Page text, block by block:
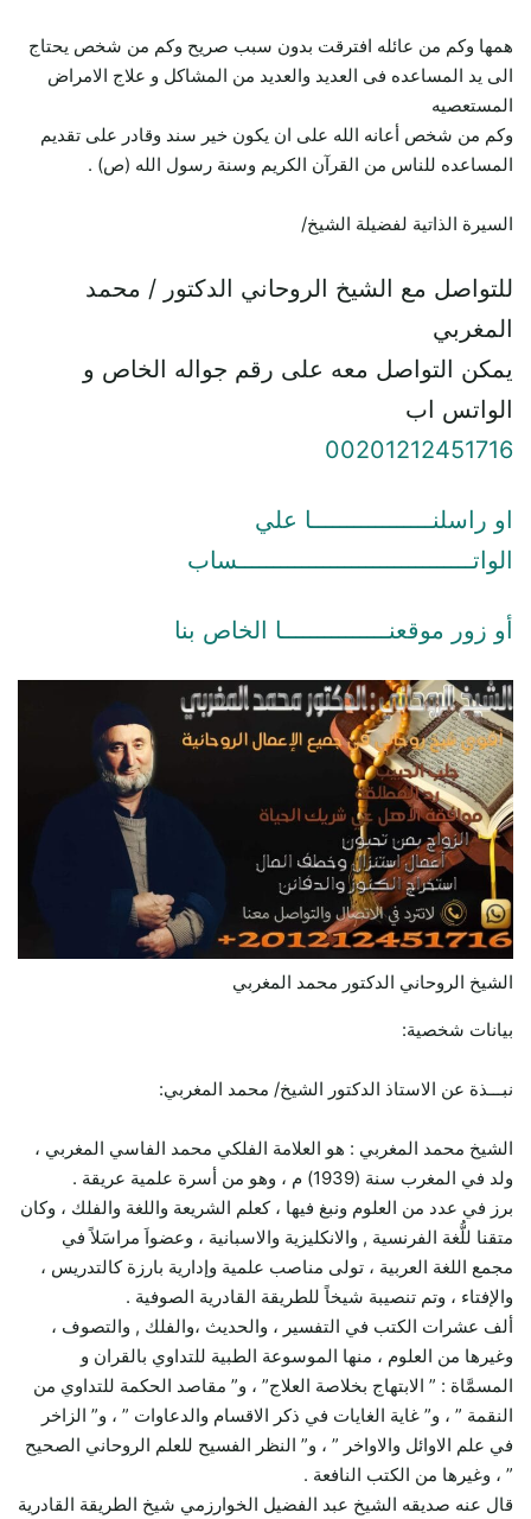
همها وكم من عائله افترقت بدون سبب صريح وكم من شخص يحتاج
الى يد المساعده فى العديد والعديد من المشاكل و علاج الامراض
المستعصيه
وكم من شخص أعانه الله على ان يكون خير سند وقادر على تقديم
المساعده للناس من القرآن الكريم وسنة رسول الله (ص) .
السيرة الذاتية لفضيلة الشيخ/
للتواصل مع الشيخ الروحاني الدكتور / محمد
المغربي
يمكن التواصل معه على رقم جواله الخاص و
الواتس اب
00201212451716
او راسلنـــــــــــــــــا علي
الواتـــــــــــــــــــــــــــــــــساب
أو زور موقعنـــــــــــــــا الخاص بنا
الشيخ الروحاني الدكتور محمد المغربي
بيانات شخصية:
نبـــذة عن الاستاذ الدكتور الشيخ/ محمد المغربي:
الشيخ محمد المغربي : هو العلامة الفلكي محمد الفاسي المغربي ،
ولد في المغرب سنة (1939) م ، وهو من أسرة علمية عريقة .
برز في عدد من العلوم ونبغ فيها ، كعلم الشريعة واللغة والفلك ، وكان
متقنا للُّغة الفرنسية , والانكليزية والاسبانية ، وعضواَ مراسَلاً في
مجمع اللغة العربية ، تولى مناصب علمية وإدارية بارزة كالتدريس ،
والإفتاء ، وتم تنصيبة شيخاً للطريقة القادرية الصوفية .
ألف عشرات الكتب في التفسير ، والحديث ،والفلك , والتصوف ،
وغيرها من العلوم ، منها الموسوعة الطبية للتداوي بالقران و
المسمَّاة : ” الابتهاج بخلاصة العلاج” ، و” مقاصد الحكمة للتداوي من
النقمة ” ، و” غاية الغايات في ذكر الاقسام والدعاوات ” ، و” الزاخر
في علم الاوائل والاواخر ” ، و” النظر الفسيح للعلم الروحاني الصحيح
” ، وغيرها من الكتب النافعة .
قال عنه صديقه الشيخ عبد الفضيل الخوارزمي شيخ الطريقة القادرية